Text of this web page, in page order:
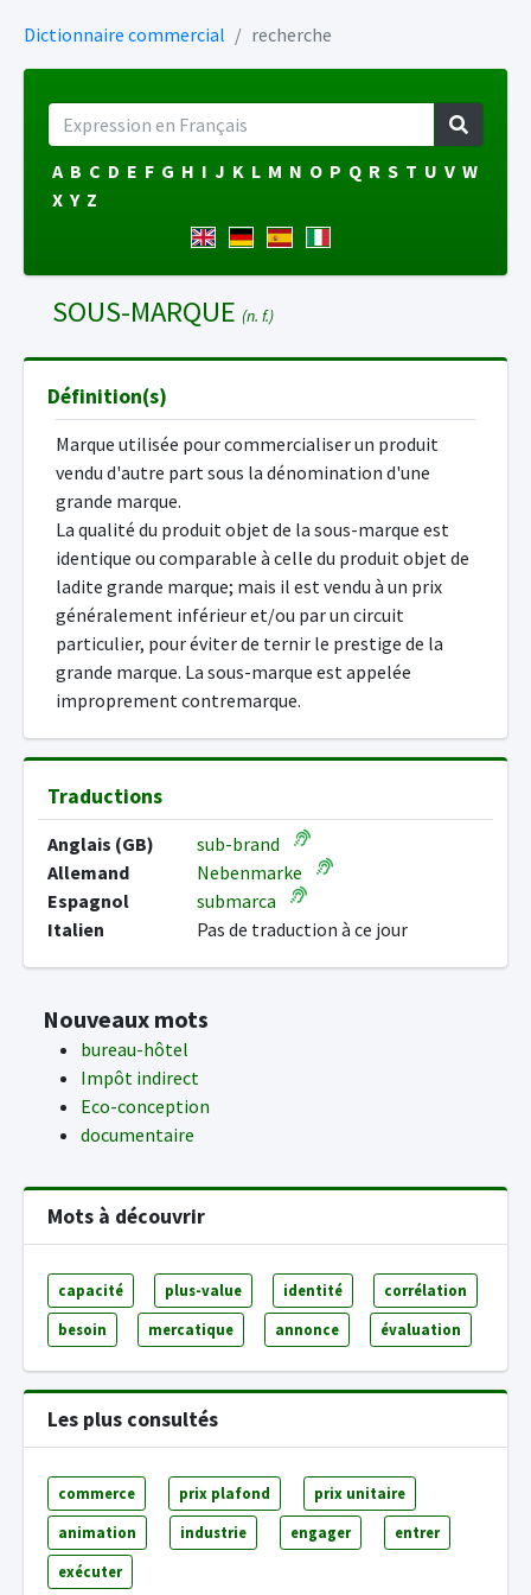
Dictionnaire commercial recherche
A B C D E F G H I J K L M N O P Q R S T U V W
X Y Z
SOUS-MARQUE (n. f.)
Définition(s)
Marque utilisée pour commercialiser un produit
vendu d'autre part sous la dénomination d'une
grande marque.
La qualité du produit objet de la sous-marque est
identique ou comparable à celle du produit objet de
ladite grande marque; mais il est vendu à un prix
généralement inférieur et/ou par un circuit
particulier, pour éviter de ternir le prestige de la
grande marque. La sous-marque est appelée
improprement contremarque.
Traductions
Anglais (GB)
sub-brand
Allemand
Nebenmarke
Espagnol
submarca
Italien
Pas de traduction à ce jour
Nouveaux mots
bureau-hôtel
Impôt indirect
Eco-conception
documentaire
Mots à découvrir
capacité plus-value identité corrélation
besoin mercatique annonce évaluation
Les plus consultés
commerce prix plafond prix unitaire
animation industrie engager entrer
exécuter